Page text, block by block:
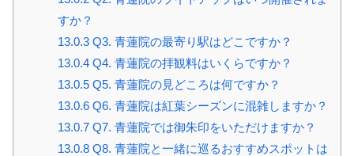
すか？
13.0.3Q3. 青蓮院の最寄り駅はどこですか？
13.0.4Q4. 青蓮院の拝観料はいくらですか？
13.0.5Q5. 青蓮院の見どころは何ですか？
13.0.6Q6. 青蓮院は紅葉シーズンに混雑しますか？
13.0.7Q7. 青蓮院では御朱印をいただけますか？
13.0.8Q8. 青蓮院と一緒に巡るおすすめスポットは